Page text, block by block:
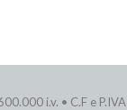
i.v. • C.F e